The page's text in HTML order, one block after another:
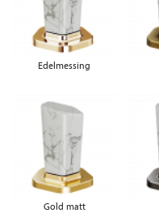
Edelmessing
Gold matt